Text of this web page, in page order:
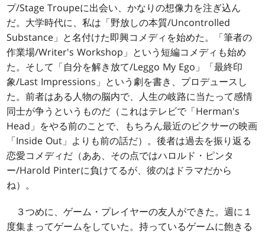
プ/Stage Troupeに出会い、かなりの想像力を注ぎ込ん
だ。大学時代に、私は「野放しの本質/Uncontrolled
Substance」と名付けた即興コメディを始めた。「筆者の
作業場/Writer's Workshop」という短編コメディも始め
た。そして「自分を解き放て/Leggo My Ego」「最終印
象/Last Impressions」という劇を書き、プロデュースし
た。前者はある人物の脳内で、人生の岐路に当たって感情
同士が争うというものだ（これはテレビで「Herman's
Head」をやる前のことで、もちろん最近のピクサーの映画
「Inside Out」よりも前の話だ）。後者は過去を振り返る
恋愛コメディだ（ああ、その点ではハロルド・ピンタ
ー/Harold Pinterに負けてるが、彼のはドラマだから
ね）。
３つめに、ゲーム・プレイヤーの友人ができた。週に１
度集まってゲームをしていた。持っているゲームに飽きる